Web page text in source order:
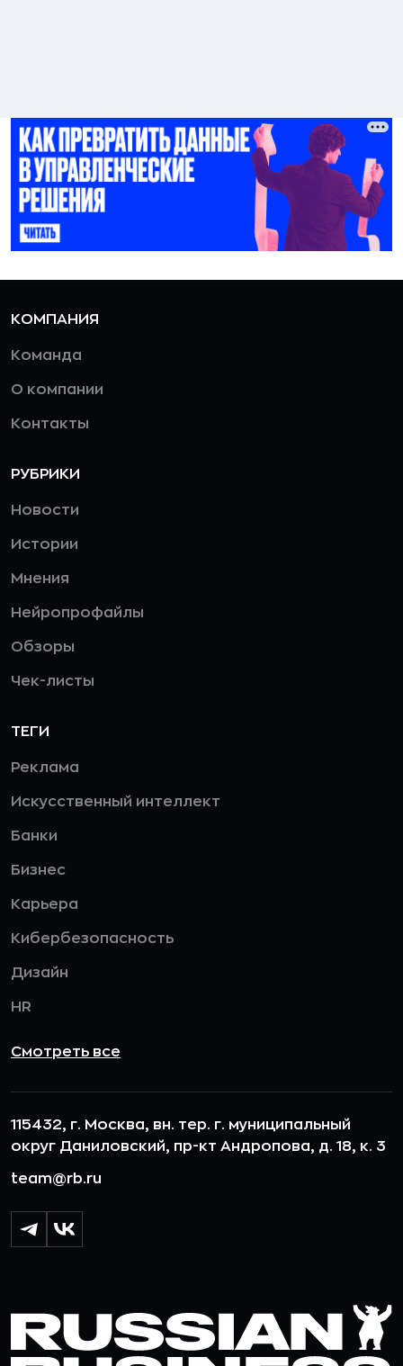
КОМПАНИЯ
Команда
О компании
Контакты
РУБРИКИ
Новости
Истории
Мнения
Нейропрофайлы
Обзоры
Чек-листы
ТЕГИ
Реклама
Искусственный интеллект
Банки
Бизнес
Карьера
Кибербезопасность
Дизайн
HR
Смотреть все
115432, г. Москва, вн. тер. г. муниципальный
округ Даниловский, пр-кт Андропова, д. 18, к. 3
team@rb.ru